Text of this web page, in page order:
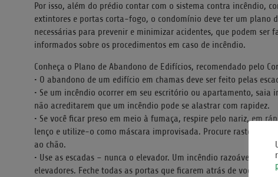
Por isso, além do prédio contar com o sistema contra incêndio,
extintores e portas corta-fogo, o condomínio deve ter um plano
necessárias para prevenir e minimizar acidentes, que podem ser
informados sobre os procedimentos em caso de incêndio.
Conheça o Plano de Abandono de Edifícios, recomendado pelo
• O abandono de um edifício em chamas deve ser feito pelas
• Se um incêndio ocorrer em seu escritório ou apartamento, saia
não acreditarem que um incêndio pode se alastrar com rapidez.
• Se você ficar preso em meio à fumaça, respire pelo nariz, em
lenço e utilize-o como máscara improvisada. Procure rastejar
ao chão.
• Use as escadas – nunca o elevador. Um incêndio razoável
elevadores. Feche todas as portas que ficarem atrás de você,